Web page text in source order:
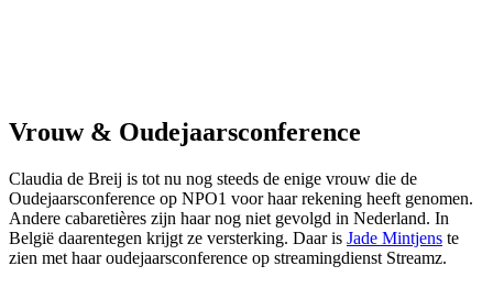
Vrouw & Oudejaarsconference
Claudia de Breij is tot nu nog steeds de enige vrouw die de
Oudejaarsconference op NPO1 voor haar rekening heeft genomen.
Andere cabaretières zijn haar nog niet gevolgd in Nederland. In
België daarentegen krijgt ze versterking. Daar is Jade Mintjens te
zien met haar oudejaarsconference op streamingdienst Streamz.